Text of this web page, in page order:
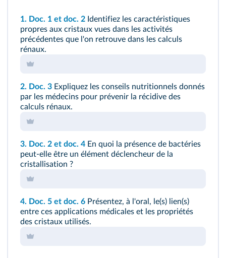
1. Doc. 1 et doc. 2 Identifiez les caractéristiques
propres aux cristaux vues dans les activités
précédentes que l'on retrouve dans les calculs
rénaux.
2. Doc. 3 Expliquez les conseils nutritionnels donnés
par les médecins pour prévenir la récidive des
calculs rénaux.
3. Doc. 2 et doc. 4 En quoi la présence de bactéries
peut-elle être un élément déclencheur de la
cristallisation ?
4. Doc. 5 et doc. 6 Présentez, à l'oral, le(s) lien(s)
entre ces applications médicales et les propriétés
des cristaux utilisés.